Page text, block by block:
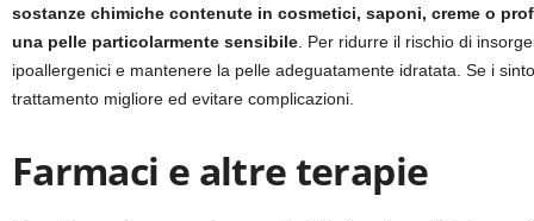
sostanze chimiche contenute in cosmetici, saponi, creme o
una pelle particolarmente sensibile . Per ridurre il rischio di
ipoallergenici e mantenere la pelle adeguatamente idratata. Se i
trattamento migliore ed evitare complicazioni.
Farmaci e altre terapie